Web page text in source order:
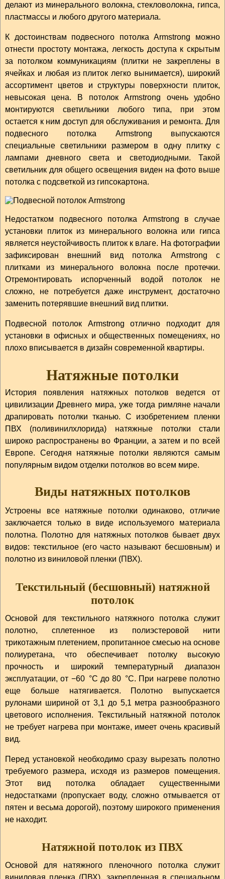
делают из минерального волокна, стекловолокна, гипса,
пластмассы и любого другого материала.
К достоинствам подвесного потолка Armstrong можно
отнести простоту монтажа, легкость доступа к скрытым
за потолком коммуникациям (плитки не закреплены в
ячейках и любая из плиток легко вынимается), широкий
ассортимент цветов и структуры поверхности плиток,
невысокая цена. В потолок Armstrong очень удобно
монтируются светильники любого типа, при этом
остается к ним доступ для обслуживания и ремонта. Для
подвесного потолка Armstrong выпускаются
специальные светильники размером в одну плитку с
лампами дневного света и светодиодными. Такой
светильник для общего освещения виден на фото выше
потолка с подсветкой из гипсокартона.
Недостатком подвесного потолка Armstrong в случае
установки плиток из минерального волокна или гипса
является неустойчивость плиток к влаге. На фотографии
зафиксирован внешний вид потолка Armstrong с
плитками из минерального волокна после протечки.
Отремонтировать испорченный водой потолок не
сложно, не потребуется даже инструмент, достаточно
заменить потерявшие внешний вид плитки.
Подвесной потолок Armstrong отлично подходит для
установки в офисных и общественных помещениях, но
плохо вписывается в дизайн современной квартиры.
Натяжные потолки
История появления натяжных потолков ведется от
цивилизации Древнего мира, уже тогда римляне начали
драпировать потолки тканью. С изобретением пленки
ПВХ (поливинилхлорида) натяжные потолки стали
широко распространены во Франции, а затем и по всей
Европе. Сегодня натяжные потолки являются самым
популярным видом отделки потолков во всем мире.
Виды натяжных потолков
Устроены все натяжные потолки одинаково, отличие
заключается только в виде используемого материала
полотна. Полотно для натяжных потолков бывает двух
видов: текстильное (его часто называют бесшовным) и
полотно из виниловой пленки (ПВХ).
Текстильный (бесшовный) натяжной
потолок
Основой для текстильного натяжного потолка служит
полотно, сплетенное из полиэстеровой нити
трикотажным плетением, пропитанное смесью на основе
полиуретана, что обеспечивает потолку высокую
прочность и широкий температурный диапазон
эксплуатации, от −60 °С до 80 °С. При нагреве полотно
еще больше натягивается. Полотно выпускается
рулонами шириной от 3,1 до 5,1 метра разнообразного
цветового исполнения. Текстильный натяжной потолок
не требует нагрева при монтаже, имеет очень красивый
вид.
Перед установкой необходимо сразу вырезать полотно
требуемого размера, исходя из размеров помещения.
Этот вид потолка обладает существенными
недостатками (пропускает воду, сложно отмывается от
пятен и весьма дорогой), поэтому широкого применения
не находит.
Натяжной потолок из ПВХ
Основой для натяжного пленочного потолка служит